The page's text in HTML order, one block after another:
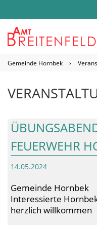
Gemeinde Hornbek ›
FEUERWEHR
14.05.2024
Gemeinde Hornbek
Interessierte
herzlich willkommen